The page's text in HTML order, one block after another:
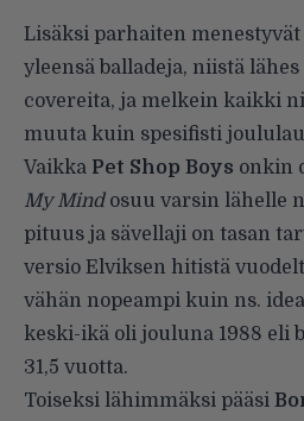
Lisäksi parhaiten
yleensä balladeja, niistä
covereita, ja melkein kaikki
muuta kuin spesifisti
Vaikka Pet Shop Boys onkin
My Mindosuu varsin lähelle
pituus ja sävellaji on tasan
versio Elviksen hitistä
vähän nopeampi kuin ns.
keski-ikä oli jouluna 1988 eli
31,5 vuotta.
Toiseksi lähimmäksi pääsi